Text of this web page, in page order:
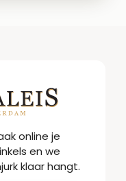
online je
en we
klaar hangt.